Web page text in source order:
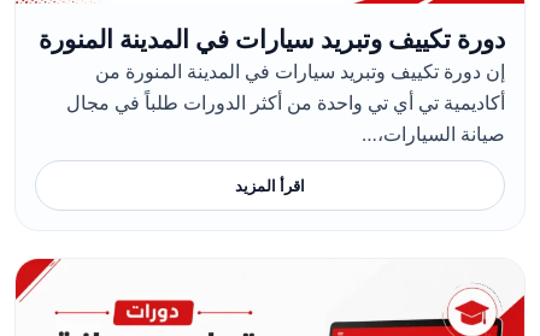
دورة تكييف وتبريد سيارات في المدينة المنورة
إن دورة تكييف وتبريد سيارات في المدينة المنورة من
أكاديمية تي أي تي واحدة من أكثر الدورات طلباً في مجال
صيانة السيارات،…
اقرأ المزيد